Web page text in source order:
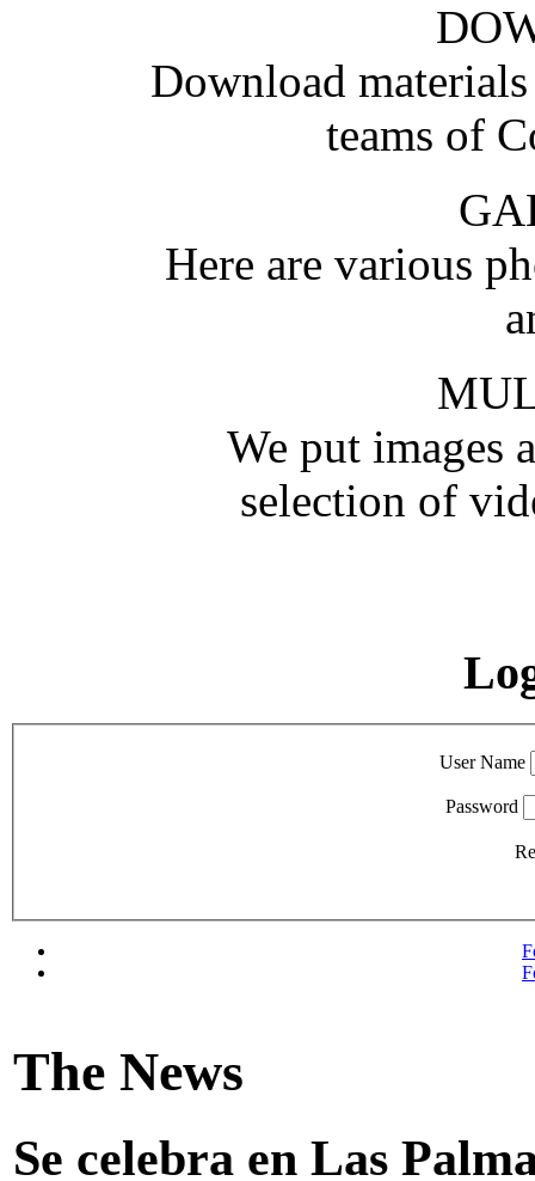
Download
teams of
Here are various
We put images
selection of
User Name
Password
The News
Se celebra en Las